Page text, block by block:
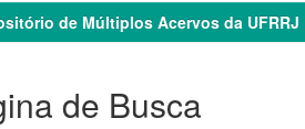
de Múltiplos Acervos da UFRRJ
de Busca